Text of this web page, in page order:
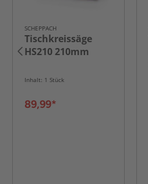
SCHEPPACH
Tischkreissäge
HS210 210mm
Inhalt: 1 Stück
89,99*